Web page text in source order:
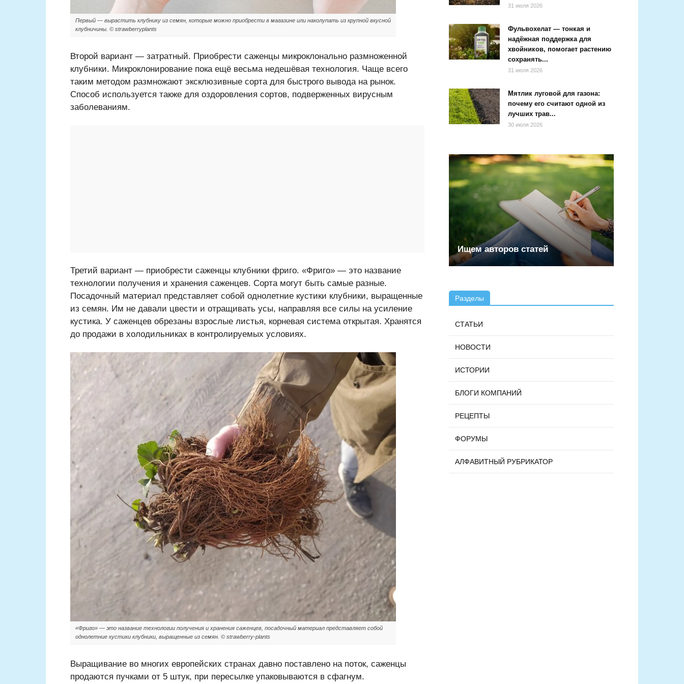
Первый — вырастить клубнику из семян, которые можно приобрести в магазине или наколупать из крупной вкусной
клубничины. © strawberryplants
Второй вариант — затратный. Приобрести саженцы микроклонально размноженной
клубники. Микроклонирование пока ещё весьма недешёвая технология. Чаще всего
таким методом размножают эксклюзивные сорта для быстрого вывода на рынок.
Способ используется также для оздоровления сортов, подверженных вирусным
заболеваниям.
Третий вариант — приобрести саженцы клубники фриго. «Фриго» — это название
технологии получения и хранения саженцев. Сорта могут быть самые разные.
Посадочный материал представляет собой однолетние кустики клубники, выращенные
из семян. Им не давали цвести и отращивать усы, направляя все силы на усиление
кустика. У саженцев обрезаны взрослые листья, корневая система открытая. Хранятся
до продажи в холодильниках в контролируемых условиях.
«Фриго» — это название технологии получения и хранения саженцев, посадочный материал представляет собой
однолетние кустики клубники, выращенные из семян. © strawberry-plants
Выращивание во многих европейских странах давно поставлено на поток, саженцы
продаются пучками от 5 штук, при пересылке упаковываются в сфагнум.
31 июля 2026
Фульвохелат — тонкая и
надёжная поддержка для
хвойников, помогает растению
сохранять...
31 июля 2026
Мятлик луговой для газона:
почему его считают одной из
лучших трав...
30 июля 2026
Ищем авторов статей
Разделы
СТАТЬИ
НОВОСТИ
ИСТОРИИ
БЛОГИ КОМПАНИЙ
РЕЦЕПТЫ
ФОРУМЫ
АЛФАВИТНЫЙ РУБРИКАТОР